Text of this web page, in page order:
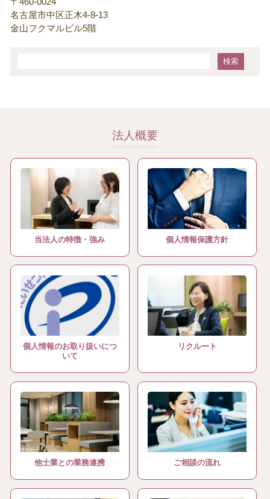
名古屋市中区正木4-8-13
金山フクマルビル5階
法人概要
当法人の特徴・強み 個人情報保護方針
個人情報のお取り扱いにつ
いて
リクルート
他士業との業務連携 ご相談の流れ